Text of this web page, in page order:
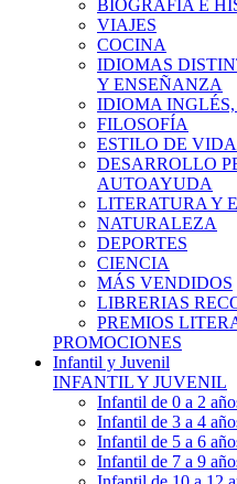
BIOGRAFÍA E
VIAJES
COCINA
IDIOMAS
Y ENSEÑANZA
IDIOMA
FILOSOFÍA
ESTILO DE
DESARROLLO
AUTOAYUDA
LITERATURA Y
NATURALEZA
DEPORTES
CIENCIA
MÁS VENDIDOS
LIBRERIAS
PREMIOS
PROMOCIONES
Infantil y Juvenil
INFANTIL Y JUVENIL
Infantil de 0 a 2
Infantil de 3 a 4
Infantil de 5 a 6
Infantil de 7 a 9